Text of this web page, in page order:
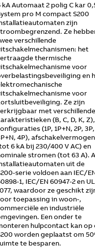
kA Automaat 2 polig C kar
pro M compact S200
zijn
Ze
verschillende
het
thermische
voor
en
voor
Ze zijn
met verschillende
(B, C, D, K, Z),
(1P, 1P+N, 2P, 3P,
4P),
6 kA bij 230/400 V AC) en
stromen (tot 63 A).
uit de
serie voldoen aan IEC/
1, IEC/EN 60947-2 en UL
waardoor ze geschikt
toepassing in woon-,
en industriële
Een onder te
hulpcontact kan op
worden geplaatst om
te besparen.